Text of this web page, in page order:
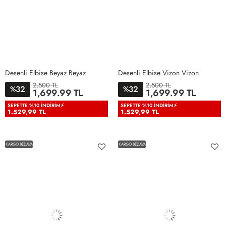
38 40 42 44 46
Desenli Elbise Beyaz Beyaz
%32 2,500 TL
1,699.99 TL
SEPETTE %10 İNDIRIM⚡
1.529,99 TL
38 40 42 44 46
Desenli Elbise Vizon Vizon
%32 2,500 TL
1,699.99 TL
SEPETTE %10 İNDIRIM⚡
1.529,99 TL
KARGO BEDAVA KARGO BEDAVA